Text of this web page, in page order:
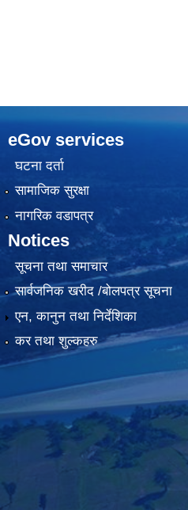
eGov services
घटना दर्ता
सामाजिक सुरक्षा
नागरिक वडापत्र
Notices
सूचना तथा समाचार
सार्वजनिक खरीद /बोलपत्र सूचना
एन, कानुन तथा निर्देशिका
कर तथा शुल्कहरु